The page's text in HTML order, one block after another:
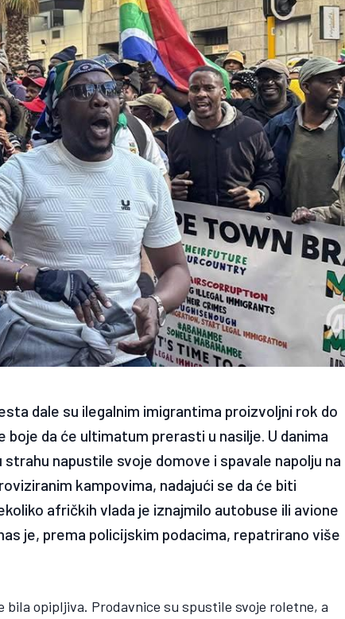
dale su ilegalnim imigrantima proizvoljni rok do
boje da će ultimatum prerasti u nasilje. U danima
napustile svoje domove i spavale napolju na
kampovima, nadajući se da će biti
afričkih vlada je iznajmilo autobuse ili avione
je, prema policijskim podacima, repatrirano više
opipljiva. Prodavnice su spustile svoje roletne, a